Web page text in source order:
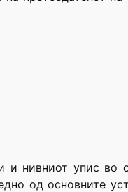
и нивниот упис во
од основните